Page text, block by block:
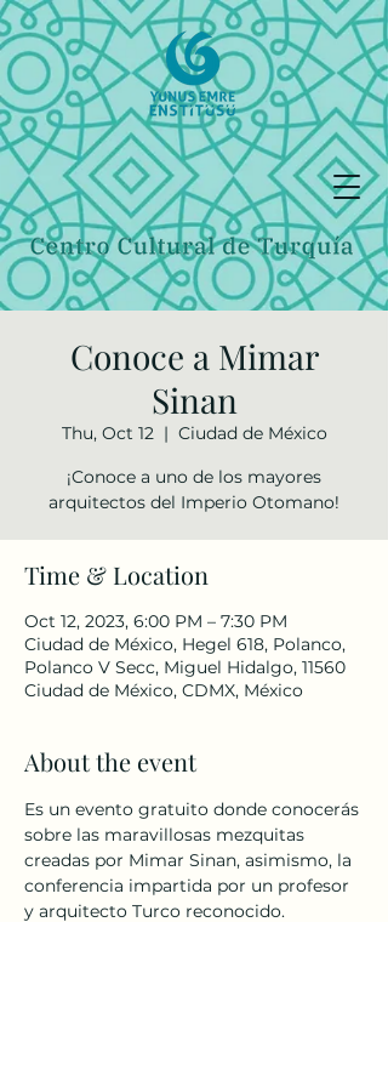
Conoce a Mimar
Sinan
Thu, Oct 12
  |
Ciudad de México
¡Conoce a uno de los mayores
arquitectos del Imperio Otomano!
Time & Location
Oct 12, 2023, 6:00 PM – 7:30 PM
Ciudad de México, Hegel 618, Polanco,
Polanco V Secc, Miguel Hidalgo, 11560
Ciudad de México, CDMX, México
About the event
Es un evento gratuito donde conocerás
sobre las maravillosas mezquitas
creadas por Mimar Sinan, asimismo, la
conferencia impartida por un profesor
y arquitecto Turco reconocido.